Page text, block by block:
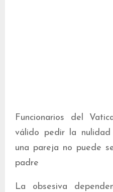
Funcionarios del
válido pedir la nulidad
una pareja no puede
padre
La obsesiva